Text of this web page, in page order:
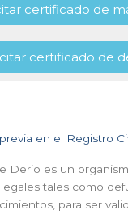
certificado de
certificado de
en el Registro
Derio es un
tales como
para ser